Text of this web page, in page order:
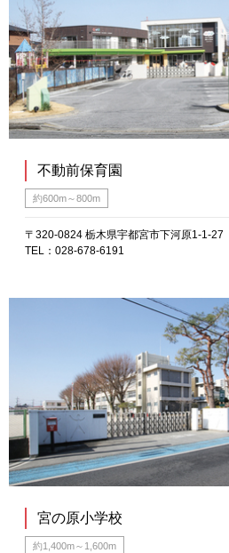
不動前保育園
約600m～800m
〒320-0824 栃木県宇都宮市下河原1-1-27
TEL：028-678-6191
宮の原小学校
約1,400m～1,600m